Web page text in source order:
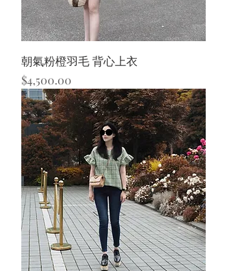
朝氣粉橙羽毛 背心上衣
價格
$4,500.00